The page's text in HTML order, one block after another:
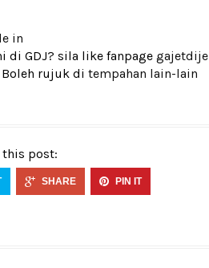
in
di GDJ? sila like fanpage
rujuk di tempahan lain-lain
this post:
SHARE PIN IT